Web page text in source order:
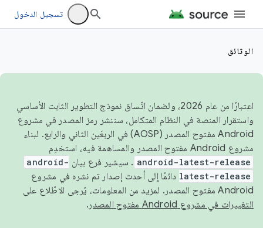
تسجيل الدخول
الوثائق
اعتبارًا من عام 2026، ولضمان اتّساق نموذج التطوير الثابت الأساسي
واستقرار المنصة في النظام المتكامل، سننشر رمز المصدر في مشروع
Android مفتوح المصدر (AOSP) في الربعَين الثاني والرابع. لبناء
مشروع Android مفتوح المصدر والمساهمة فيه، استخدِم
android-latest-release . سيشير فرع بيان android-
latest-release دائمًا إلى أحدث إصدار تم نشره في مشروع
Android مفتوح المصدر. لمزيد من المعلومات، يُرجى الاطّلاع على
التغييرات في مشروع Android مفتوح المصدر
.